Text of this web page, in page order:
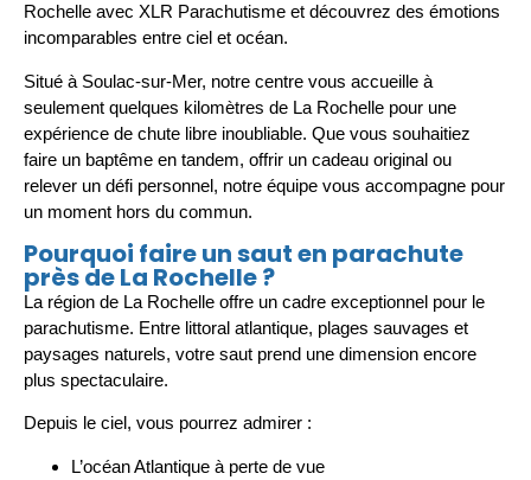
Rochelle avec XLR Parachutisme et découvrez des émotions
incomparables entre ciel et océan.
Situé à Soulac-sur-Mer, notre centre vous accueille à
seulement quelques kilomètres de La Rochelle pour une
expérience de chute libre inoubliable. Que vous souhaitiez
faire un baptême en tandem, offrir un cadeau original ou
relever un défi personnel, notre équipe vous accompagne pour
un moment hors du commun.
Pourquoi faire un saut en parachute
près de La Rochelle ?
La région de La Rochelle offre un cadre exceptionnel pour le
parachutisme. Entre littoral atlantique, plages sauvages et
paysages naturels, votre saut prend une dimension encore
plus spectaculaire.
Depuis le ciel, vous pourrez admirer :
L’océan Atlantique à perte de vue